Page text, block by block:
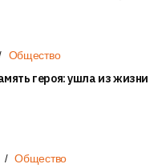
Общество
героя: ушла из жизни
Общество